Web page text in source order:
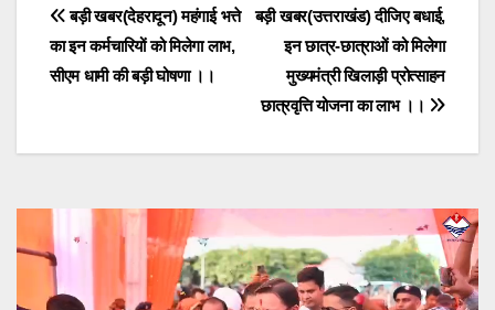
Post
navigation
बड़ी खबर(उत्तराखंड) दीजिए बधाई,
इन छात्र-छात्राओं को मिलेगा
मुख्यमंत्री खिलाड़ी प्रोत्साहन
छात्रवृत्ति योजना का लाभ ।।
बड़ी खबर(देहरादून) महंगाई भत्ते
का इन कर्मचारियों को मिलेगा लाभ,
सीएम धामी की बड़ी घोषणा ।।